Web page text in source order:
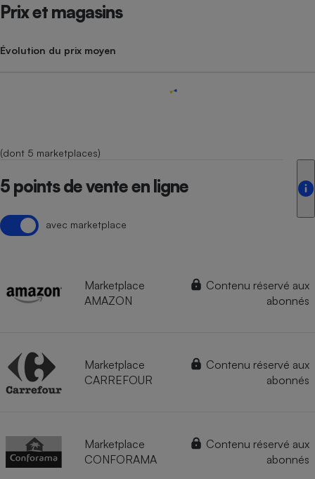
Prix et magasins
Évolution du prix moyen
(dont 5 marketplaces)
5 points de vente en ligne
avec marketplace
Marketplace
AMAZON
Contenu réservé aux
abonnés
Marketplace
CARREFOUR
Contenu réservé aux
abonnés
Marketplace
CONFORAMA
Contenu réservé aux
abonnés